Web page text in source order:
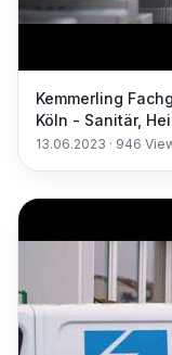
Kemmerling
Köln -
13.06.2023 · 946